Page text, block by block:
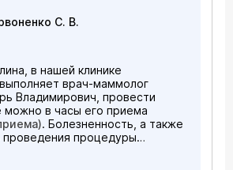
С. В.
в нашей клинике
врач-маммолог
Владимирович, провести
можно в часы его приема
. Болезненность, а также
проведения процедуры
анатомией млечных